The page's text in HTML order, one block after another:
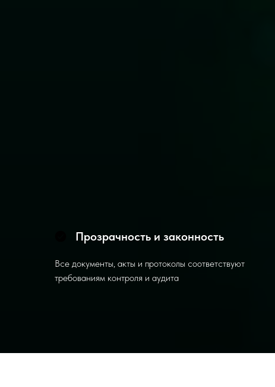
Прозрачность и законность
Все документы, акты и протоколы соответствуют
требованиям контроля и аудита